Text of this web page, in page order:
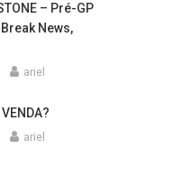
– Pré-GP
Break News,
ariel
ariel